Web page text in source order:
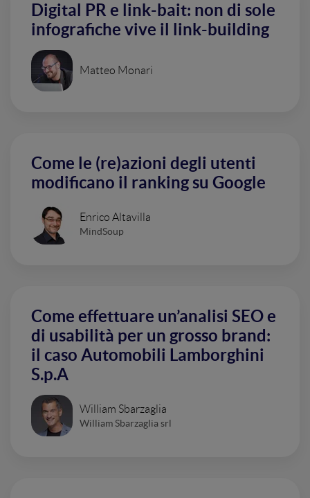
Digital PR e link-bait: non di sole
infografiche vive il link-building
Matteo Monari
Come le (re)azioni degli utenti
modificano il ranking su Google
Enrico Altavilla
MindSoup
Come effettuare un’analisi SEO e
di usabilità per un grosso brand:
il caso Automobili Lamborghini
S.p.A
William Sbarzaglia
William Sbarzaglia srl